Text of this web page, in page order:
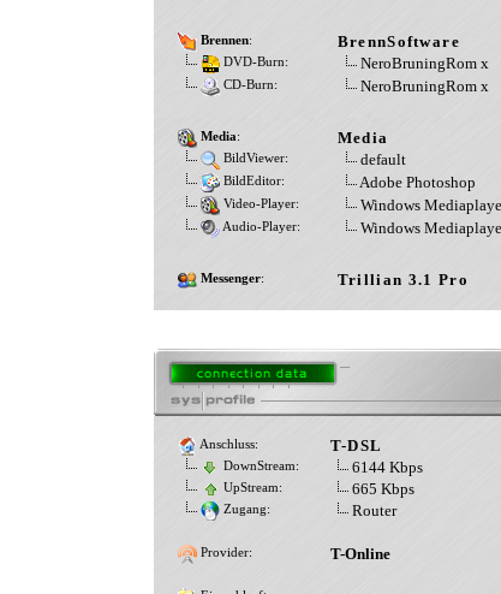
Brennen: BrennSoftware
DVD-Burn: NeroBruningRom x
CD-Burn: NeroBruningRom x
Media: Media
BildViewer: default
BildEditor: Adobe Photoshop
Video-Player: Windows
Audio-Player: Windows
Messenger: Trillian 3.1 Pro
Anschluss: T-DSL
DownStream: 6144 Kbps
UpStream: 665 Kbps
Zugang: Router
Provider: T-Online